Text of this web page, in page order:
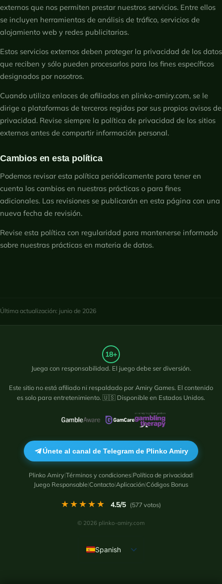
externos que nos permiten prestar nuestros servicios. Entre ellos
se incluyen herramientas de análisis de tráfico, servicios de
alojamiento web y redes publicitarias.
Estos servicios externos deben proteger la privacidad de los datos
que reciben y sólo pueden procesarlos para los fines específicos
designados por nosotros.
Cuando utiliza enlaces de afiliados en plinko-amiry.com, se le
dirige a plataformas de terceros regidas por sus propios avisos de
privacidad. Revise siempre la política de privacidad de los sitios
externos antes de compartir información personal.
Cambios en esta política
Podemos revisar esta política periódicamente para tener en
cuenta los cambios en nuestras prácticas o para fines
adicionales. Las revisiones se publicarán en esta página con una
nueva fecha de revisión.
Revise esta política con regularidad para mantenerse informado
sobre nuestras prácticas en materia de datos.
Última actualización: junio de 2026
18+
Juega con responsabilidad. El juego debe ser diversión.
Este sitio no está afiliado ni respaldado por Amiry Games. El contenido
es solo para entretenimiento. 🇺🇸 Disponible en Estados Unidos.
Únete al canal de Telegram de Plinko Amiry
Plinko Amiry|Términos y condiciones|Política de privacidad|
Juego Responsable|Contacto|Aplicación|Códigos Bonus
★★★★★ 4.5/5 (577votos)
© 2026 plinko-amiry.com
Spanish